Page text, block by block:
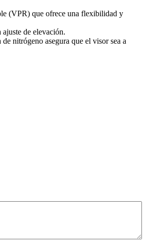
(VPR) que ofrece una flexibilidad y
de elevación.
nitrógeno asegura que el visor sea a